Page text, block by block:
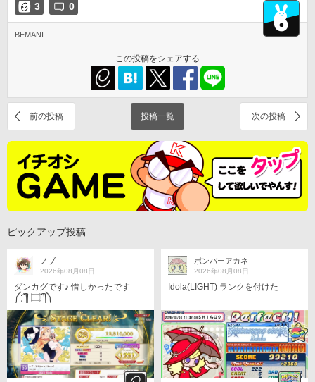
3 0
BEMANI
この投稿をシェアする
前の投稿 投稿一覧 次の投稿
ピックアップ投稿
ノブ
2026年08月08日
ダンカグです♪ 惜しかったです
༼⁠;⁠´⁠༎ຶ⁠ ⁠۝ ⁠༎ຶ⁠༽
ボンバーアカネ
2026年08月08日
Idola(LIGHT) ランクを付けた